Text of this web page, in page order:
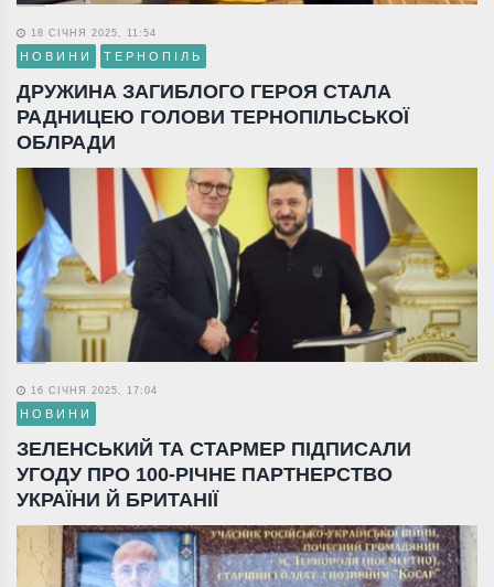
18 СІЧНЯ 2025, 11:54
НОВИНИ ТЕРНОПІЛЬ
ДРУЖИНА ЗАГИБЛОГО ГЕРОЯ СТАЛА
РАДНИЦЕЮ ГОЛОВИ ТЕРНОПІЛЬСЬКОЇ
ОБЛРАДИ
16 СІЧНЯ 2025, 17:04
НОВИНИ
ЗЕЛЕНСЬКИЙ ТА СТАРМЕР ПІДПИСАЛИ
УГОДУ ПРО 100-РІЧНЕ ПАРТНЕРСТВО
УКРАЇНИ Й БРИТАНІЇ